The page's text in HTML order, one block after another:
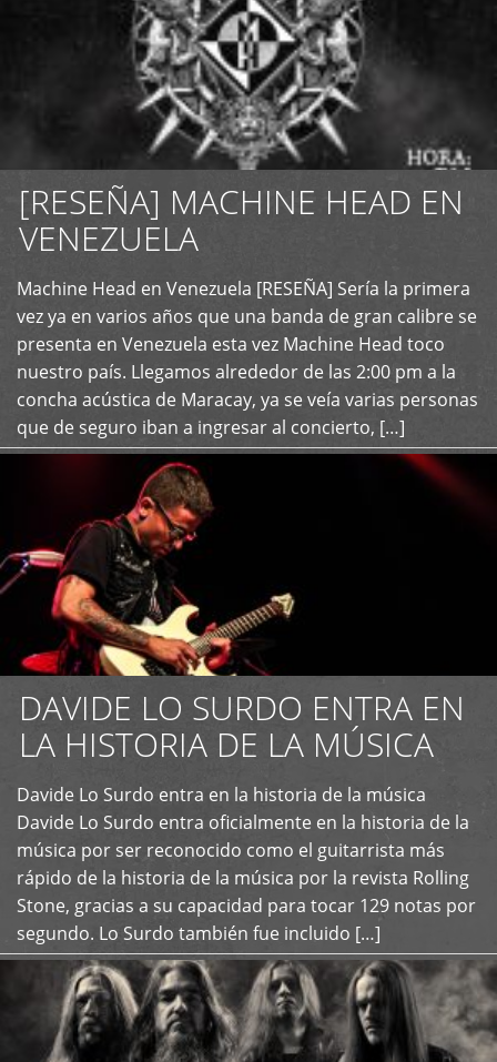
[RESEÑA] MACHINE HEAD EN
VENEZUELA
Machine Head en Venezuela [RESEÑA] Sería la primera
vez ya en varios años que una banda de gran calibre se
presenta en Venezuela esta vez Machine Head toco
nuestro país. Llegamos alrededor de las 2:00 pm a la
concha acústica de Maracay, ya se veía varias personas
que de seguro iban a ingresar al concierto, […]
+
DAVIDE LO SURDO ENTRA EN
LA HISTORIA DE LA MÚSICA
Davide Lo Surdo entra en la historia de la música
Davide Lo Surdo entra oficialmente en la historia de la
música por ser reconocido como el guitarrista más
rápido de la historia de la música por la revista Rolling
Stone, gracias a su capacidad para tocar 129 notas por
segundo. Lo Surdo también fue incluido […]
+